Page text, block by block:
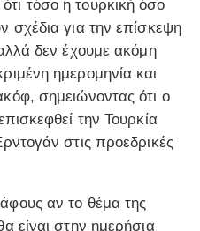
τόσο η τουρκική όσο
σχέδια για την επίσκεψη
δεν έχουμε ακόμη
ημερομηνία και
σημειώνοντας ότι ο
την Τουρκία
στις προεδρικές
αν το θέμα της
είναι στην ημερήσια